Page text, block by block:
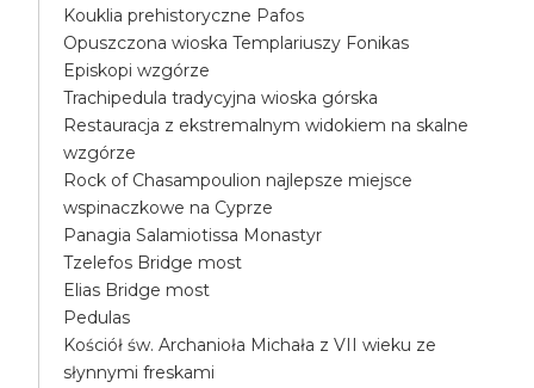
Kouklia prehistoryczne Pafos
Opuszczona wioska Templariuszy Fonikas
Episkopi wzgórze
Trachipedula tradycyjna wioska górska
Restauracja z ekstremalnym widokiem na skalne
wzgórze
Rock of Chasampoulion najlepsze miejsce
wspinaczkowe na Cyprze
Panagia Salamiotissa Monastyr
Tzelefos Bridge most
Elias Bridge most
Pedulas
Kościół św. Archanioła Michała z VII wieku ze
słynnymi freskami